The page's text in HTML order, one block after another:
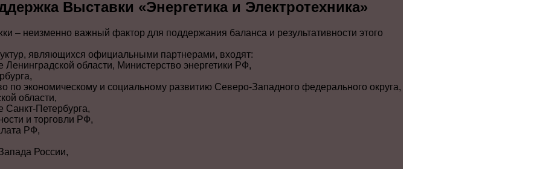
Выставки «Энергетика и Электротехника»
– неизменно важный фактор для поддержания баланса и результативности этого
являющихся официальными партнерами, входят:
области, Министерство энергетики РФ,
по экономическому и социальному развитию Северо-Западного федерального округа,
области,
Санкт-Петербурга,
и торговли РФ,
РФ,
России,